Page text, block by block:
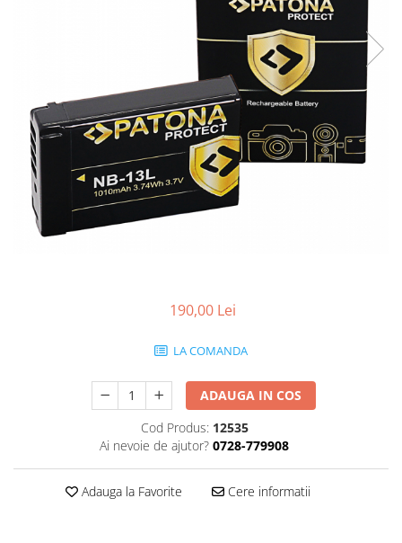
190,00 Lei
LA COMANDA
ADAUGA IN COS
Cod Produs: 12535
Ai nevoie de ajutor? 0728-779908
Adauga la Favorite Cere informatii